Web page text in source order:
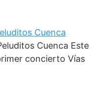
Cuenca
Cuenca Este
concierto Vías